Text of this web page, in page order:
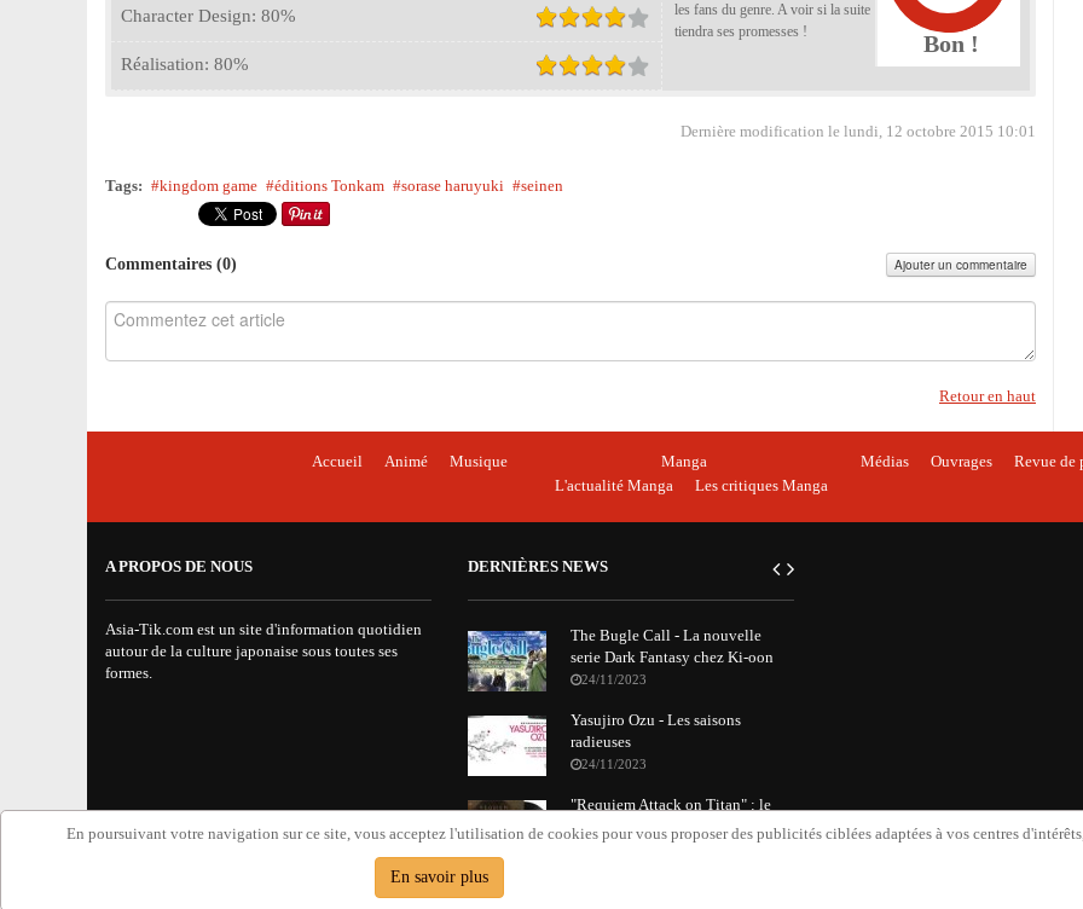
Character Design: 80%
Réalisation: 80%
Bon !
les fans du genre. A voir si la suite
tiendra ses promesses !
Dernière modification le lundi, 12 octobre 2015 10:01
Tags: kingdom game éditions Tonkam sorase haruyuki seinen
Commentaires (0) Ajouter un commentaire
Retour en haut
Accueil Animé Musique
Manga
L'actualité Manga
Les critiques Manga
Médias Ouvrages Revue de
A PROPOS DE NOUS
Asia-Tik.com est un site d'information quotidien
autour de la culture japonaise sous toutes ses
formes.
DERNIÈRES NEWS
The Bugle Call - La nouvelle
serie Dark Fantasy chez Ki-oon
24/11/2023
Yasujiro Ozu - Les saisons
radieuses
24/11/2023
"Requiem Attack on Titan" : le
nouvel album orchestral de
Grissini Project
En poursuivant votre navigation sur ce site, vous acceptez l'utilisation de cookies pour vous proposer des publicités ciblées adaptées à vos centres
En savoir plus